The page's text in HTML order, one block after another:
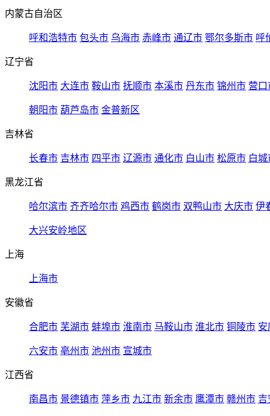
内蒙古自治区
呼和浩特市 包头市 乌海市 赤峰市 通辽市 鄂尔多斯市 呼
辽宁省
沈阳市 大连市 鞍山市 抚顺市 本溪市 丹东市 锦州市 营口
朝阳市 葫芦岛市 金普新区
吉林省
长春市 吉林市 四平市 辽源市 通化市 白山市 松原市 白城
黑龙江省
哈尔滨市 齐齐哈尔市 鸡西市 鹤岗市 双鸭山市 大庆市 伊
大兴安岭地区
上海
上海市
安徽省
合肥市 芜湖市 蚌埠市 淮南市 马鞍山市 淮北市 铜陵市 安
六安市 亳州市 池州市 宣城市
江西省
南昌市 景德镇市 萍乡市 九江市 新余市 鹰潭市 赣州市 吉